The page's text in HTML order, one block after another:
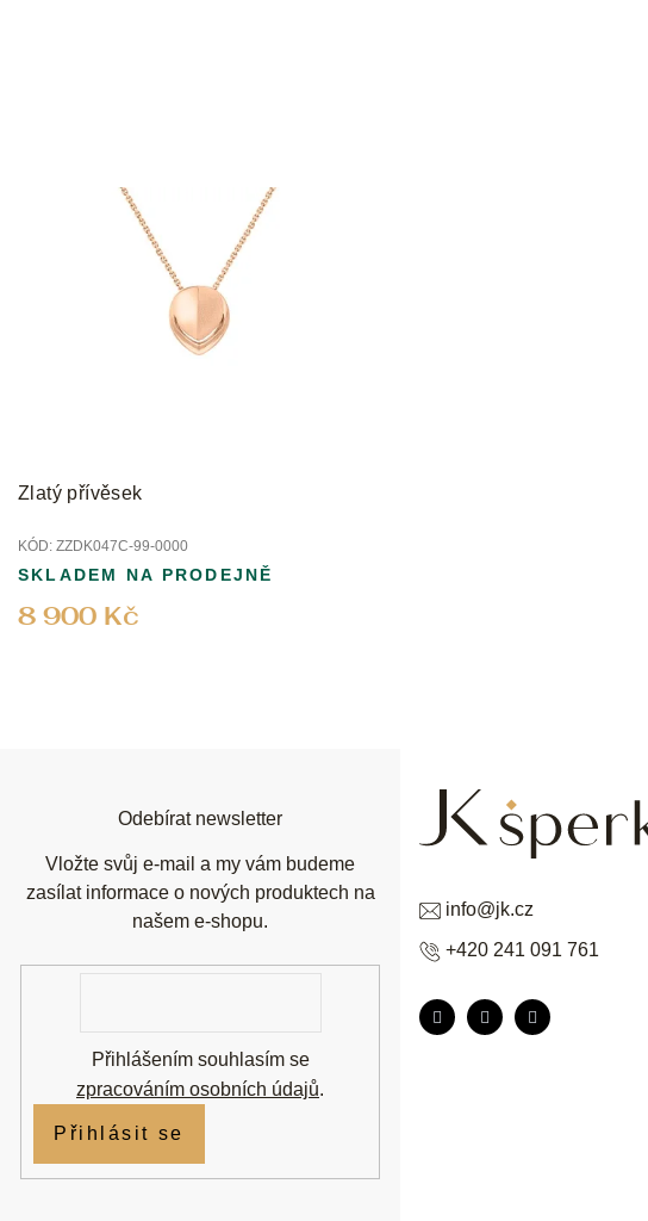
Zlatý přívěsek
KÓD: ZZDK047C-99-0000
8 900 Kč
SKLADEM NA PRODEJNĚ
info@jk.cz
+420 241 091 761
Odebírat newsletter
Vložte svůj e-mail a my vám budeme
zasílat informace o nových produktech na
našem e-shopu.
Přihlášením souhlasím se
zpracováním osobních údajů.
Přihlásit se